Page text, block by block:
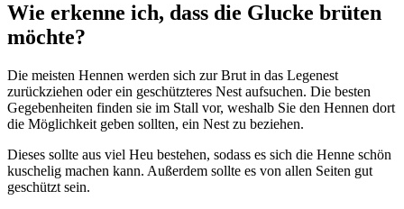
Wie erkenne ich, dass die Glucke brüten
möchte?
Die meisten Hennen werden sich zur Brut in das Legenest
zurückziehen oder ein geschützteres Nest aufsuchen. Die besten
Gegebenheiten finden sie im Stall vor, weshalb Sie den Hennen dort
die Möglichkeit geben sollten, ein Nest zu beziehen.
Dieses sollte aus viel Heu bestehen, sodass es sich die Henne schön
kuschelig machen kann. Außerdem sollte es von allen Seiten gut
geschützt sein.